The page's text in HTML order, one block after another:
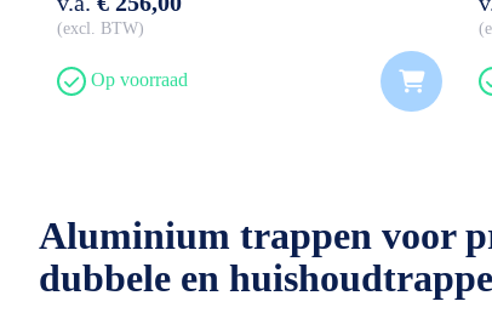
excl. BTW
Op voorraad
Aluminium trappen voor
dubbele en